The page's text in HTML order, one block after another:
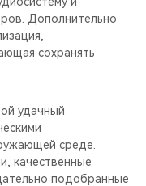
Дополнительно
сохранять
удачный
среде.
качественные
подобранные